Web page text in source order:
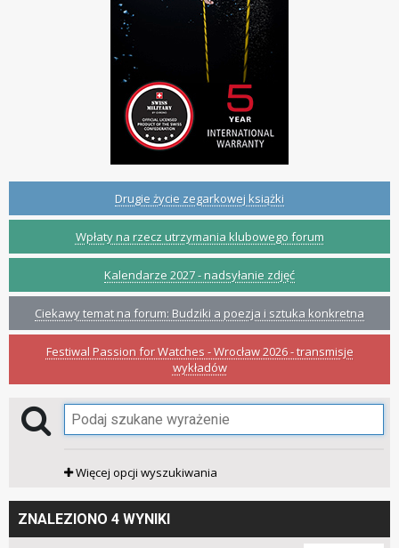
Drugie życie zegarkowej książki
Wpłaty na rzecz utrzymania klubowego forum
Kalendarze 2027 - nadsyłanie zdjęć
Ciekawy temat na forum: Budziki a poezja i sztuka konkretna
Festiwal Passion for Watches - Wrocław 2026 - transmisje
wykładów
Więcej opcji wyszukiwania
ZNALEZIONO 4 WYNIKI